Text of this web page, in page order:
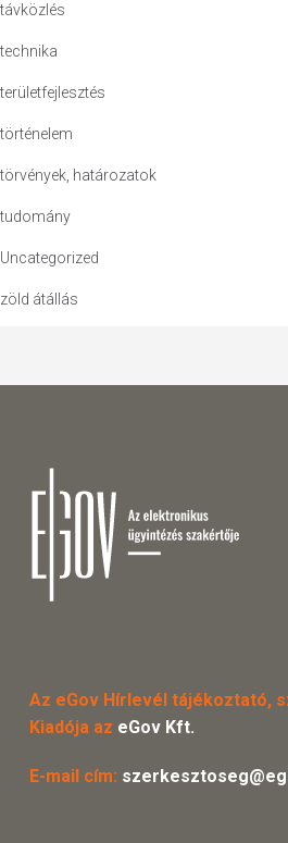
távközlés
technika
területfejlesztés
történelem
törvények, határozatok
tudomány
Uncategorized
zöld átállás
Az eGov Hírlevél tájékoztató,
Kiadója az eGov Kft.
E-mail cím: